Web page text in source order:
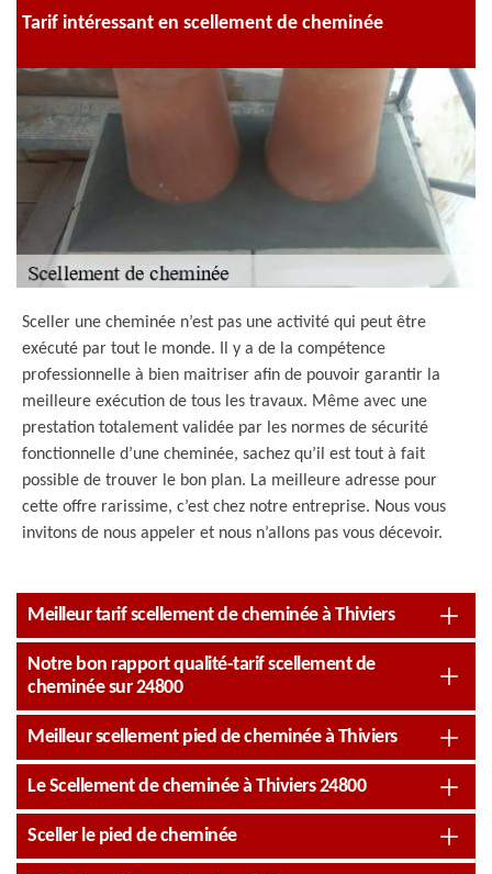
Tarif intéressant en scellement de cheminée
Sceller une cheminée n’est pas une activité qui peut être
exécuté par tout le monde. Il y a de la compétence
professionnelle à bien maitriser afin de pouvoir garantir la
meilleure exécution de tous les travaux. Même avec une
prestation totalement validée par les normes de sécurité
fonctionnelle d’une cheminée, sachez qu’il est tout à fait
possible de trouver le bon plan. La meilleure adresse pour
cette offre rarissime, c’est chez notre entreprise. Nous vous
invitons de nous appeler et nous n’allons pas vous décevoir.
Meilleur tarif scellement de cheminée à Thiviers
Notre bon rapport qualité-tarif scellement de
cheminée sur 24800
Meilleur scellement pied de cheminée à Thiviers
Le Scellement de cheminée à Thiviers 24800
Sceller le pied de cheminée